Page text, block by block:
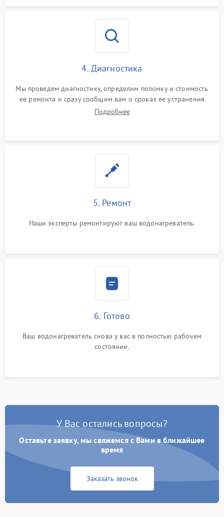
4. Диагностика
Мы проведем диагностику, определим поломку и стоимость
ее ремонта и сразу сообщим вам о сроках ее устранения
Подробнее
5. Ремонт
Наши эксперты ремонтируют ваш водонагреватель.
6. Готово
Ваш водонагреватель снова у вас в полностью рабочем
состоянии.
У Вас остались вопросы?
Оставьте заявку, мы свяжемся с Вами в ближайшее
время
Заказать звонок